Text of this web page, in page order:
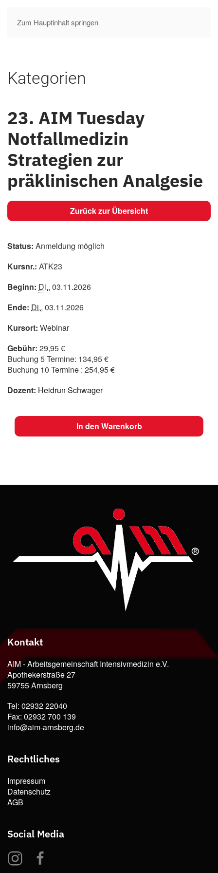
Zum Hauptinhalt springen
Kategorien
23. AIM Tuesday
Notfallmedizin
Strategien zur
präklinischen Analgesie
Zurück zur Übersicht
Status: Anmeldung möglich
Kursnr.: ATK23
Beginn: Di., 03.11.2026
Ende: Di., 03.11.2026
Kursort: Webinar
Gebühr: 29,95 €
Buchung 5 Termine: 134,95 €
Buchung 10 Termine : 254,95 €
Dozent: Heidrun Schwager
In den Warenkorb
Kontakt
AIM - Arbeitsgemeinschaft Intensivmedizin e.V.
Apothekerstraße 27
59755 Arnsberg
Tel: 02932 22040
Fax: 02932 700 139
info@aim-arnsberg.de
Rechtliches
Impressum
Datenschutz
AGB
Social Media